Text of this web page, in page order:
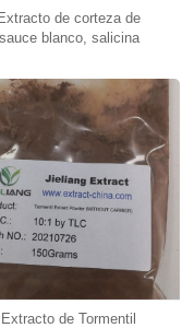
de corteza de
sauce blanco, salicina
Extracto de Tormentil